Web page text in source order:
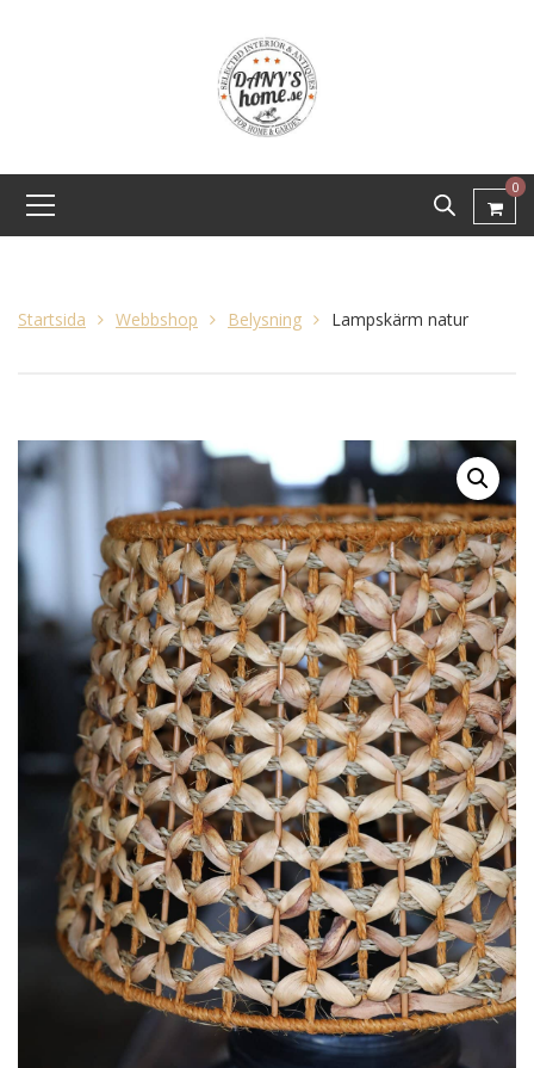
0
Startsida Webbshop Belysning Lampskärm natur